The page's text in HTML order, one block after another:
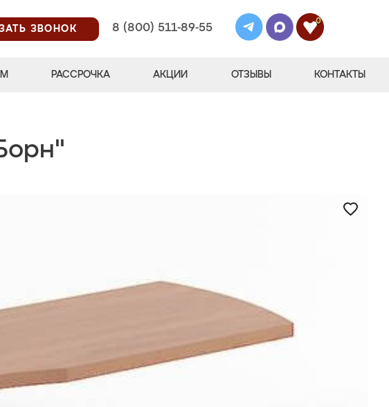
ЗВОНОК
8 (800) 511-89-55
0
РАССРОЧКА АКЦИИ ОТЗЫВЫ КОНТАКТЫ